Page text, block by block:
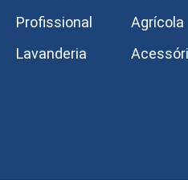
Profissional
Lavanderia
Agrícola